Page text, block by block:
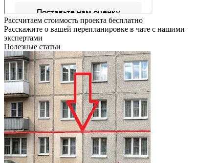
Рассчитаем стоимость проекта бесплатно
Расскажите о вашей перепланировке в чате с нашими
экспертами
Полезные статьи